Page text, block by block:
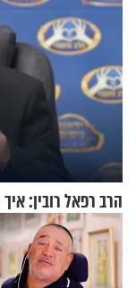
הרב רפאל רובין: